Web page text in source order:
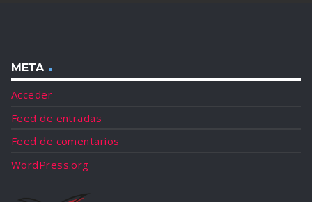
META
Acceder
Feed de entradas
Feed de comentarios
WordPress.org